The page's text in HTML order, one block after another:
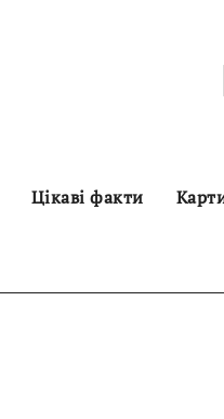
Цікаві факти